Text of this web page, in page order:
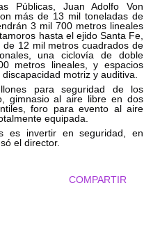
Públicas, Juan Adolfo Von
más de 13 mil toneladas de
3 mil 700 metros lineales
hasta el ejido Santa Fe,
12 mil metros cuadrados de
una ciclovía de doble
metros lineales, y espacios
motriz y auditiva.
para seguridad de los
gimnasio al aire libre en dos
foro para evento al aire
equipada.
es invertir en seguridad, en
el director.
COMPARTIR